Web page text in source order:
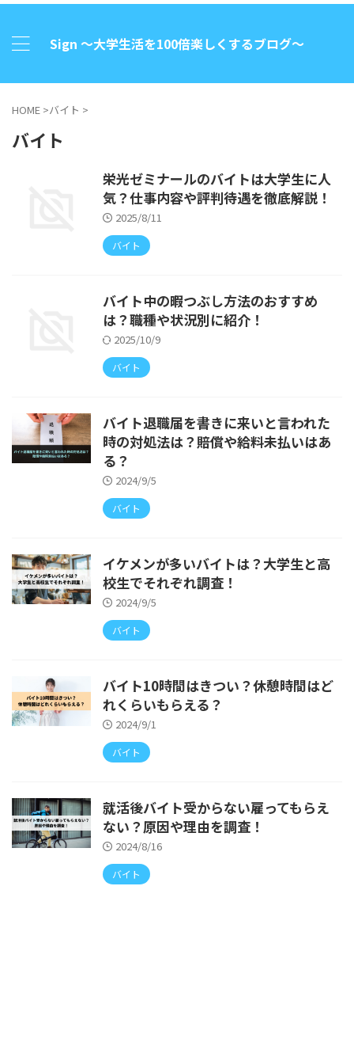
Sign 〜大学生活を100倍楽しくするブログ〜
HOME >バイト >
バイト
栄光ゼミナールのバイトは大学生に人
気？仕事内容や評判待遇を徹底解説！
2025/8/11
バイト
バイト中の暇つぶし方法のおすすめ
は？職種や状況別に紹介！
2025/10/9
バイト
バイト退職届を書きに来いと言われた
時の対処法は？賠償や給料未払いはあ
る？
2024/9/5
バイト
イケメンが多いバイトは？大学生と高
校生でそれぞれ調査！
2024/9/5
バイト
バイト10時間はきつい？休憩時間はど
れくらいもらえる？
2024/9/1
バイト
就活後バイト受からない雇ってもらえ
ない？原因や理由を調査！
2024/8/16
バイト